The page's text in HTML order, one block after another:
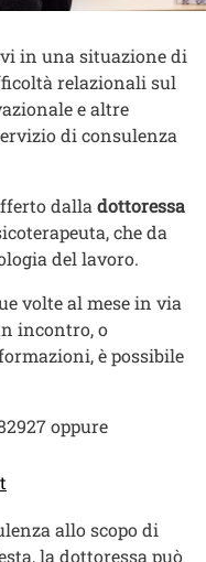
in una situazione di
relazionali sul
e altre
di consulenza
dalla dottoressa
che da
del lavoro.
volte al mese in via
incontro, o
è possibile
oppure
allo scopo di
la dottoressa può